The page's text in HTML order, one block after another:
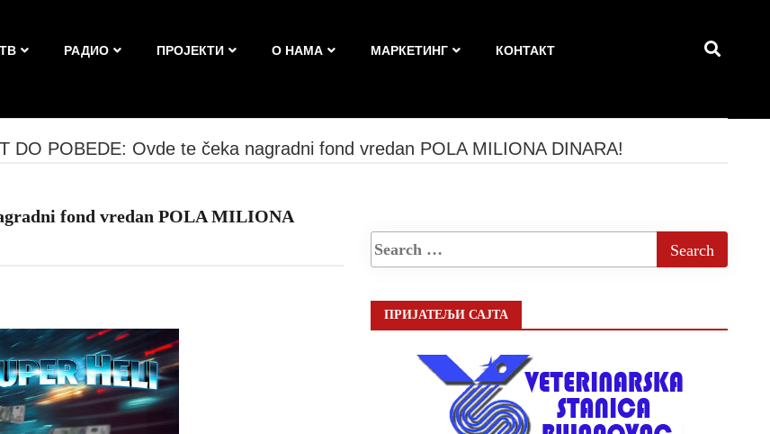
ТВ РАДИО ПРОЈЕКТИ О НАМА МАРКЕТИНГ КОНТАКТ
DO POBEDE: Ovde te čeka nagradni fond vredan POLA MILIONA DINARA!
fond vredan POLA MILIONA
ПРИЈАТЕЉИ САЈТА